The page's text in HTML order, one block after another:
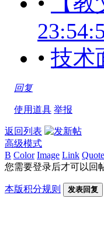
• 技术
回复
使用道具 举报
返回列表
高级模式
B Color Image Link Quote
您需要登录后才可以回
本版积分规则 发表回复